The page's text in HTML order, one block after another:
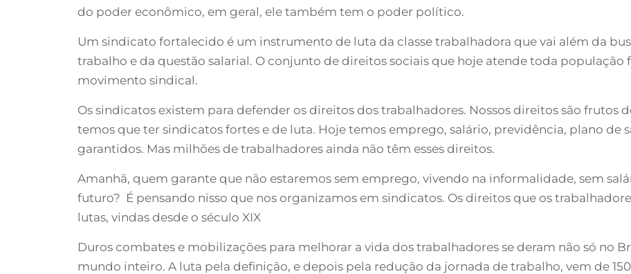
do poder econômico, em geral, ele também tem o poder político.
Um sindicato fortalecido é um instrumento de luta da classe trabalhadora que vai além da
trabalho e da questão salarial. O conjunto de direitos sociais que hoje atende toda
movimento sindical.
Os sindicatos existem para defender os direitos dos trabalhadores. Nossos direitos são frutos
temos que ter sindicatos fortes e de luta. Hoje temos emprego, salário, previdência, plano de
garantidos. Mas milhões de trabalhadores ainda não têm esses direitos.
Amanhã, quem garante que não estaremos sem emprego, vivendo na informalidade, sem
futuro? É pensando nisso que nos organizamos em sindicatos. Os direitos que os
lutas, vindas desde o século XIX
Duros combates e mobilizações para melhorar a vida dos trabalhadores se deram não só no
mundo inteiro. A luta pela definição, e depois pela redução da jornada de trabalho, vem de 150